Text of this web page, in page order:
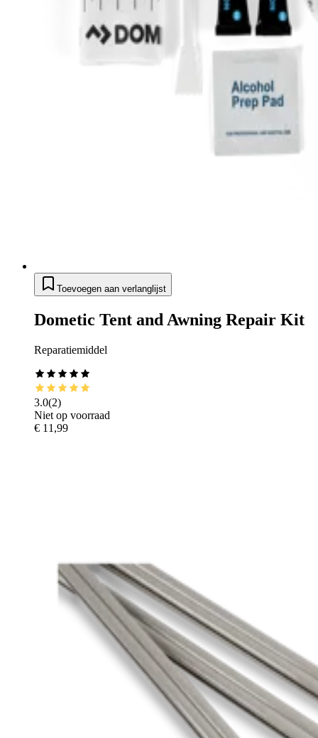
Toevoegen aan verlanglijst
Dometic Tent and Awning Repair Kit
Reparatiemiddel
3.0(2)
Niet op voorraad
€ 11,99